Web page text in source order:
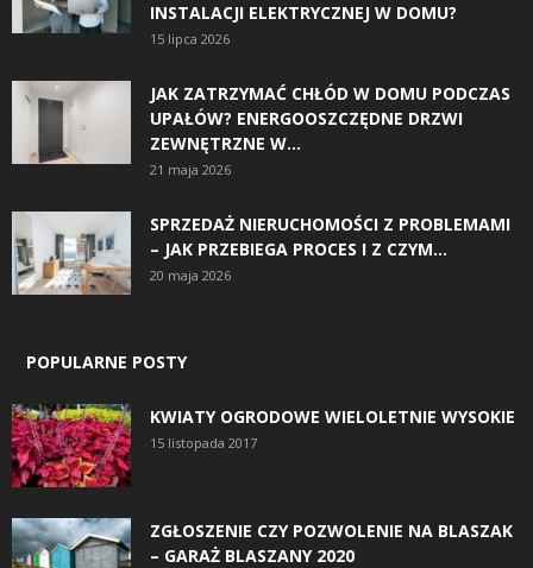
INSTALACJI ELEKTRYCZNEJ W DOMU?
15 lipca 2026
JAK ZATRZYMAĆ CHŁÓD W DOMU PODCZAS
UPAŁÓW? ENERGOOSZCZĘDNE DRZWI
ZEWNĘTRZNE W...
21 maja 2026
SPRZEDAŻ NIERUCHOMOŚCI Z PROBLEMAMI
– JAK PRZEBIEGA PROCES I Z CZYM...
20 maja 2026
POPULARNE POSTY
KWIATY OGRODOWE WIELOLETNIE WYSOKIE
15 listopada 2017
ZGŁOSZENIE CZY POZWOLENIE NA BLASZAK
– GARAŻ BLASZANY 2020